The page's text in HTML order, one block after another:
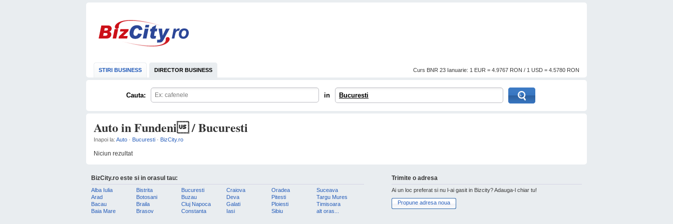
STIRI BUSINESS DIRECTOR BUSINESS Curs BNR 23 Ianuarie: 1 EUR = 4.9767 RON / 1 USD = 4.5780 RON
Cauta: in Bucuresti
Auto in Fundeni / Bucuresti
Inapoi la: Auto · Bucuresti · BizCity.ro
Niciun rezultat
BizCity.ro este si in orasul tau:
Alba Iulia
Arad
Bacau
Baia Mare
Bistrita
Botosani
Braila
Brasov
Bucuresti
Buzau
Cluj Napoca
Constanta
Craiova
Deva
Galati
Iasi
Oradea
Pitesti
Ploiesti
Sibiu
Suceava
Targu Mures
Timisoara
alt oras...
Trimite o adresa
Ai un loc preferat si nu l-ai gasit in Bizcity? Adauga-l chiar tu!
Propune adresa noua